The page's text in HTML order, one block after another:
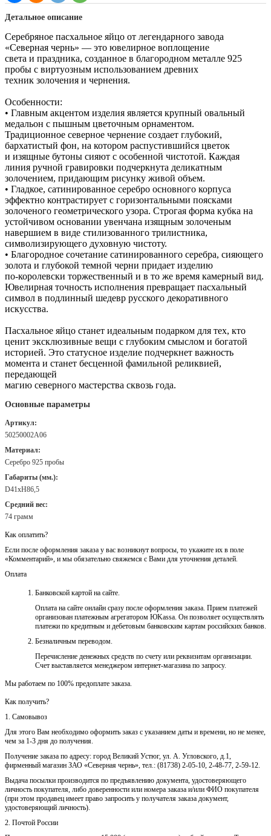
Детальное описание
Серебряное пасхальное яйцо от легендарного завода
«Северная чернь» — это ювелирное воплощение
света и праздника, созданное в благородном металле 925
пробы с виртуозным использованием древних
техник золочения и чернения.
Особенности:
• Главным акцентом изделия является крупный овальный
медальон с пышным цветочным орнаментом.
Традиционное северное чернение создает глубокий,
бархатистый фон, на котором распустившийся цветок
и изящные бутоны сияют с особенной чистотой. Каждая
линия ручной гравировки подчеркнута деликатным
золочением, придающим рисунку живой объем.
• Гладкое, сатинированное серебро основного корпуса
эффектно контрастирует с горизонтальными поясками
золоченого геометрического узора. Строгая форма кубка на
устойчивом основании увенчана изящным золоченым
навершием в виде стилизованного трилистника,
символизирующего духовную чистоту.
• Благородное сочетание сатинированного серебра, сияющего
золота и глубокой темной черни придает изделию
по-королевски торжественный и в то же время камерный вид.
Ювелирная точность исполнения превращает пасхальный
символ в подлинный шедевр русского декоративного
искусства.
Пасхальное яйцо станет идеальным подарком для тех, кто
ценит эксклюзивные вещи с глубоким смыслом и богатой
историей. Это статусное изделие подчеркнет важность
момента и станет бесценной фамильной реликвией,
передающей
магию северного мастерства сквозь года.
Основные параметры
Артикул:
50250002А06
Материал:
Серебро 925 пробы
Габариты (мм.):
D41хH86,5
Средний вес:
74 грамм
Как оплатить?
Если после оформления заказа у вас возникнут вопросы, то укажите их в поле
«Комментарий», и мы обязательно свяжемся с Вами для уточнения деталей.
Оплата
Банковской картой на сайте.
Оплата на сайте онлайн сразу после оформления заказа. Прием платежей
организован платежным агрегатором ЮKassa. Он позволяет осуществлять
платежи по кредитным и дебетовым банковским картам российских банков.
Безналичным переводом.
Перечисление денежных средств по счету или реквизитам организации.
Счет выставляется менеджером интернет-магазина по запросу.
Мы работаем по 100% предоплате заказа.
Как получить?
1. Самовывоз
Для этого Вам необходимо оформить заказ с указанием даты и времени, но не менее,
чем за 1-3 дня до получения.
Получение заказа по адресу: город Великий Устюг, ул. А. Угловского, д.1,
фирменный магазин ЗАО «Северная чернь», тел.: (81738) 2-05-10, 2-48-77, 2-59-12.
Выдача посылки производится по предъявлению документа, удостоверяющего
личность покупателя, либо доверенности или номера заказа и/или ФИО покупателя
(при этом продавец имеет право запросить у получателя заказа документ,
удостоверяющий личность).
2. Почтой России